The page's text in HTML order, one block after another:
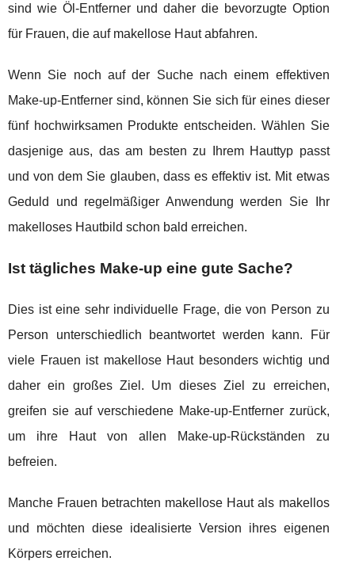
sind wie Öl-Entferner und daher die bevorzugte Option
für Frauen, die auf makellose Haut abfahren.
Wenn Sie noch auf der Suche nach einem effektiven
Make-up-Entferner sind, können Sie sich für eines dieser
fünf hochwirksamen Produkte entscheiden. Wählen Sie
dasjenige aus, das am besten zu Ihrem Hauttyp passt
und von dem Sie glauben, dass es effektiv ist. Mit etwas
Geduld und regelmäßiger Anwendung werden Sie Ihr
makelloses Hautbild schon bald erreichen.
Ist tägliches Make-up eine gute Sache?
Dies ist eine sehr individuelle Frage, die von Person zu
Person unterschiedlich beantwortet werden kann. Für
viele Frauen ist makellose Haut besonders wichtig und
daher ein großes Ziel. Um dieses Ziel zu erreichen,
greifen sie auf verschiedene Make-up-Entferner zurück,
um ihre Haut von allen Make-up-Rückständen zu
befreien.
Manche Frauen betrachten makellose Haut als makellos
und möchten diese idealisierte Version ihres eigenen
Körpers erreichen.